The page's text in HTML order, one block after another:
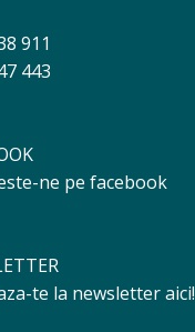
911
443
ne pe facebook
te la newsletter aici!